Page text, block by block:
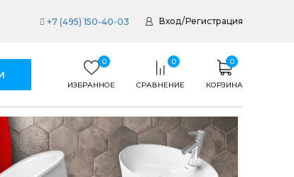
+7 (495) 150-40-03 Вход/Регистрация
0
ИЗБРАННОЕ
0
СРАВНЕНИЕ
0
КОРЗИНА